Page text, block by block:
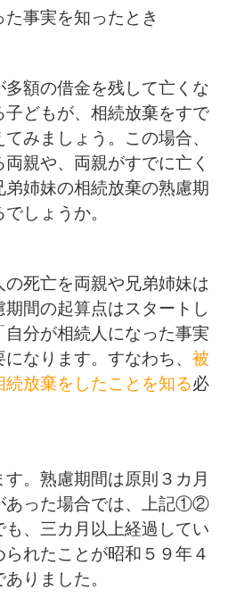
事実を知ったとき
額の借金を残して亡くな
子どもが、相続放棄をすで
みましょう。この場合、
親や、両親がすでに亡く
姉妹の相続放棄の熟慮期
しょうか。
死亡を両親や兄弟姉妹は
間の起算点はスタートし
分が相続人になった事実
なります。すなわち、 被
放棄をしたことを知る必
。熟慮期間は原則３カ月
あった場合では、上記①②
、三カ月以上経過してい
れたことが昭和５９年４
りました。